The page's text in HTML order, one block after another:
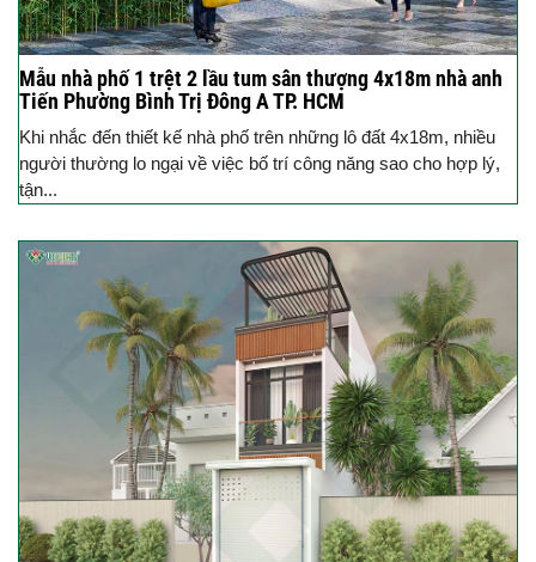
Mẫu nhà phố 1 trệt 2 lầu tum sân thượng 4x18m nhà anh
Tiến Phường Bình Trị Đông A TP. HCM
Khi nhắc đến thiết kế nhà phố trên những lô đất 4x18m, nhiều
người thường lo ngại về việc bố trí công năng sao cho hợp lý,
tận...